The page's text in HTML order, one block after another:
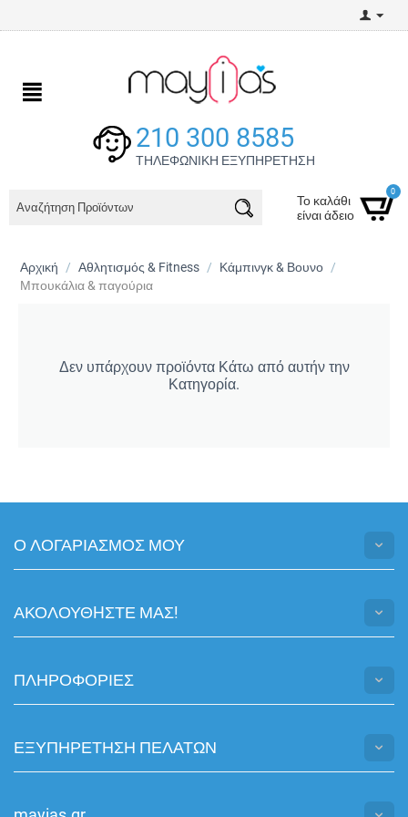
210 300 8585
ΤΗΛΕΦΩΝΙΚΗ ΕΞΥΠΗΡΕΤΗΣΗ
Το καλάθι
είναι άδειο
0
Αρχική / Αθλητισμός & Fitness / Κάμπινγκ & Βουνο /
Μπουκάλια & παγούρια
Δεν υπάρχουν προϊόντα Κάτω από αυτήν την
Κατηγορία.
Ο ΛΟΓΑΡΙΑΣΜΟΣ ΜΟΥ
ΑΚΟΛΟΥΘHΣΤΕ ΜΑΣ!
ΠΛΗΡΟΦΟΡΙΕΣ
ΕΞΥΠΗΡΕΤΗΣΗ ΠΕΛΑΤΩΝ